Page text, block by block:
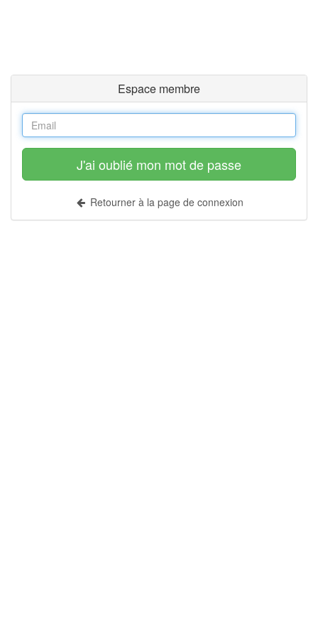
Espace membre
J'ai oublié mon mot de passe
Retourner à la page de connexion